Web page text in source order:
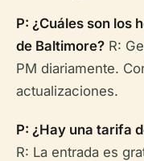
P: ¿Cuáles son los
de Baltimore? R:
PM diariamente.
actualizaciones.
P: ¿Hay una tarifa
R: La entrada es